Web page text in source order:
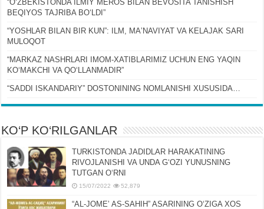
“OʻZBEKISTONDA ILMIY MEROS BILAN BEVOSITA TANISHISH
BEQIYOS TAJRIBA BOʻLDI”
“YOSHLAR BILAN BIR KUN”: ILM, MAʼNAVIYAT VA KELAJAK SARI
MULOQOT
“MARKAZ NASHRLARI IMOM-XATIBLARIMIZ UCHUN ENG YAQIN
KOʻMAKCHI VA QOʻLLANMADIR”
“SADDI ISKANDARIY” DOSTONINING NOMLANISHI XUSUSIDA…
KO‘P KO‘RILGANLAR
TURKISTONDA JADIDLAR HARAKATINING
RIVOJLANISHI VA UNDA GʻOZI YUNUSNING
TUTGAN OʻRNI
15/07/2022 52,879
“AL-JOMEʼ AS-SAHIH” ASARINING OʻZIGA XOS